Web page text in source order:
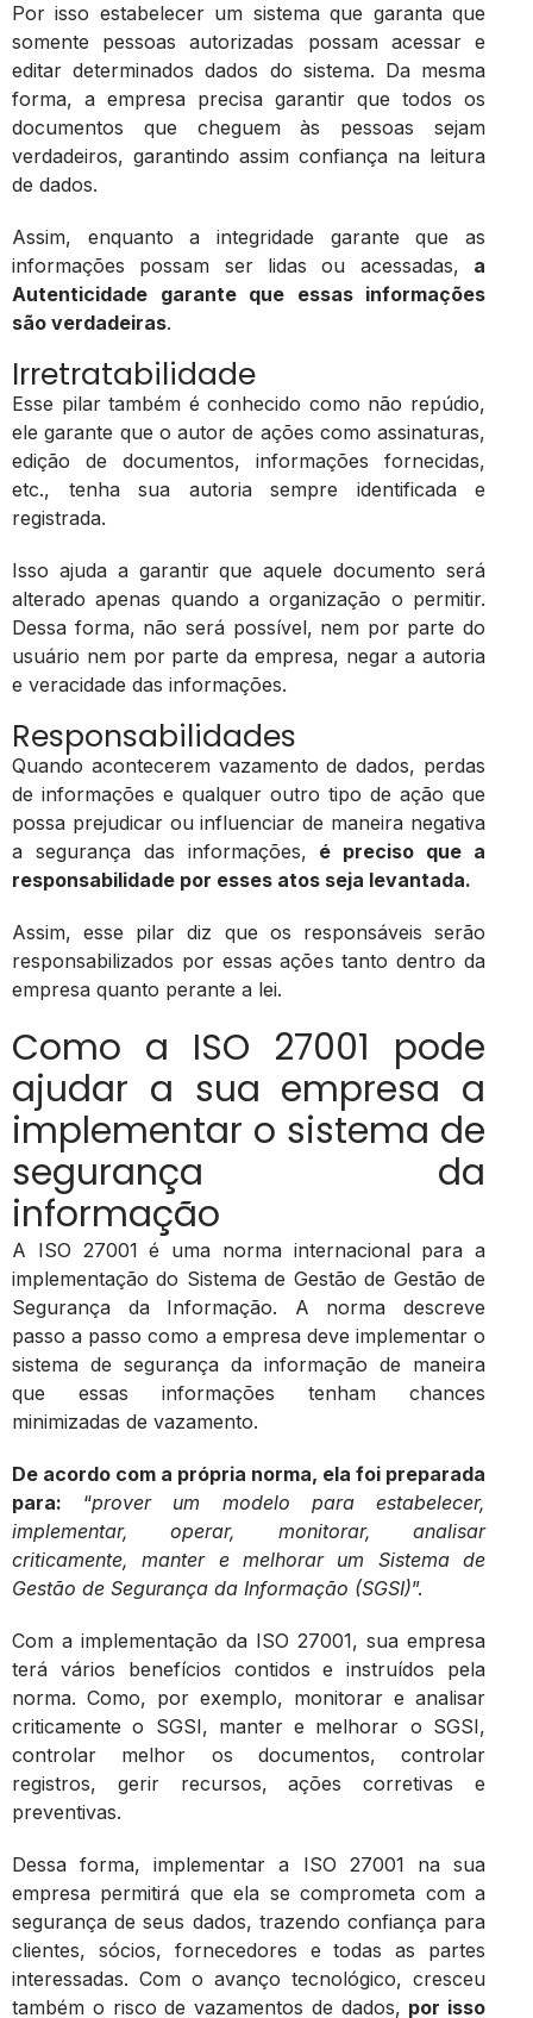
Por isso estabelecer um sistema que garanta que
somente pessoas autorizadas possam acessar e
editar determinados dados do sistema. Da mesma
forma, a empresa precisa garantir que todos os
documentos que cheguem às pessoas sejam
verdadeiros, garantindo assim confiança na leitura
de dados.
Assim, enquanto a integridade garante que as
informações possam ser lidas ou acessadas, a
Autenticidade garante que essas informações
são verdadeiras.
Irretratabilidade
Esse pilar também é conhecido como não repúdio,
ele garante que o autor de ações como assinaturas,
edição de documentos, informações fornecidas,
etc., tenha sua autoria sempre identificada e
registrada.
Isso ajuda a garantir que aquele documento será
alterado apenas quando a organização o permitir.
Dessa forma, não será possível, nem por parte do
usuário nem por parte da empresa, negar a autoria
e veracidade das informações.
Responsabilidades
Quando acontecerem vazamento de dados, perdas
de informações e qualquer outro tipo de ação que
possa prejudicar ou influenciar de maneira negativa
a segurança das informações, é preciso que a
responsabilidade por esses atos seja levantada.
Assim, esse pilar diz que os responsáveis serão
responsabilizados por essas ações tanto dentro da
empresa quanto perante a lei.
Como a ISO 27001 pode
ajudar a sua empresa a
implementar o sistema de
segurança da
informação
A ISO 27001 é uma norma internacional para a
implementação do Sistema de Gestão de Gestão de
Segurança da Informação. A norma descreve
passo a passo como a empresa deve implementar o
sistema de segurança da informação de maneira
que essas informações tenham chances
minimizadas de vazamento.
De acordo com a própria norma, ela foi preparada
para: “prover um modelo para estabelecer,
implementar, operar, monitorar, analisar
criticamente, manter e melhorar um Sistema de
Gestão de Segurança da Informação (SGSI)”.
Com a implementação da ISO 27001, sua empresa
terá vários benefícios contidos e instruídos pela
norma. Como, por exemplo, monitorar e analisar
criticamente o SGSI, manter e melhorar o SGSI,
controlar melhor os documentos, controlar
registros, gerir recursos, ações corretivas e
preventivas.
Dessa forma, implementar a ISO 27001 na sua
empresa permitirá que ela se comprometa com a
segurança de seus dados, trazendo confiança para
clientes, sócios, fornecedores e todas as partes
interessadas. Com o avanço tecnológico, cresceu
também o risco de vazamentos de dados, por isso